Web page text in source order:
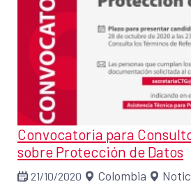
Convocatoria para
sobre Protección de Datos
21/10/2020 Colombia